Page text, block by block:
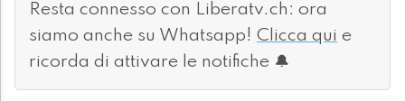
Resta connesso con Liberatv.ch: ora
siamo anche su Whatsapp! Clicca qui e
ricorda di attivare le notifiche 🔔